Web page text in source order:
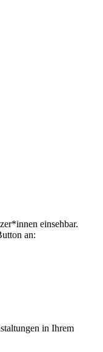
einsehbar.
an:
in Ihrem